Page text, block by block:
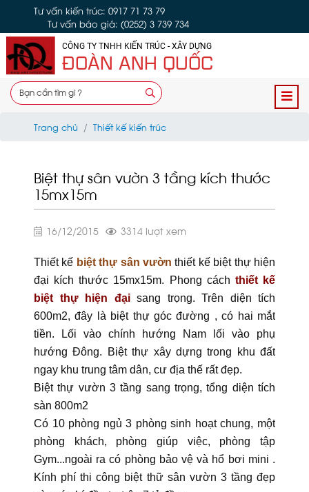
Tư vấn kiến trúc: 0917 71 73 79
Tư vấn báo giá: (0252) 3 739 734
CÔNG TY TNHH KIẾN TRÚC - XÂY DỰNG
ĐOÀN ANH QUỐC
Trang chủ Thiết kế kiến trúc
Biệt thự sân vườn 3 tầng kích thước
15mx15m
16/12/2015 3314 lượt xem
Thiết kế biệt thự sân vườn thiết kế biệt thự hiện
đại kích thước 15mx15m. Phong cách thiết kế
biệt thự hiện đạisang trọng. Trên diện tích
600m2, đây là biệt thự góc đường , có hai mắt
tiền. Lối vào chính hướng Nam lối vào phụ
hướng Đông. Biệt thự xây dựng trong khu đất
ngay khu trung tâm dân, cư địa thế rất đẹp.
Biệt thự vườn 3 tầng sang trọng, tổng diện tích
sàn 800m2
Có 10 phòng ngủ 3 phòng sinh hoạt chung, một
phòng khách, phòng giúp việc, phòng tập
Gym...ngoài ra có phòng bảo vệ và hổ bơi mini .
Kính phí thi công biệt thữ sân vườn 3 tầng đẹp